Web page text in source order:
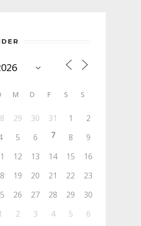
M D F S S
29 30 31 1
2
5 6 7 8
9
12 13 14 15
16
19 20 21 22
23
26 27 28 29
30
2 3 4 5 6